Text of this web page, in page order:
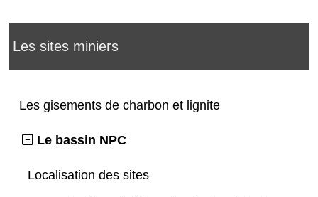
Les sites miniers
Les gisements de charbon et lignite
Le bassin NPC
Localisation des sites